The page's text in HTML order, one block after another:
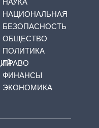
НАУКА
НАЦИОНАЛЬНАЯ
БЕЗОПАСНОСТЬ
ОБЩЕСТВО
ПОЛИТИКА
ПРАВО
ФИНАНСЫ
ЭКОНОМИКА